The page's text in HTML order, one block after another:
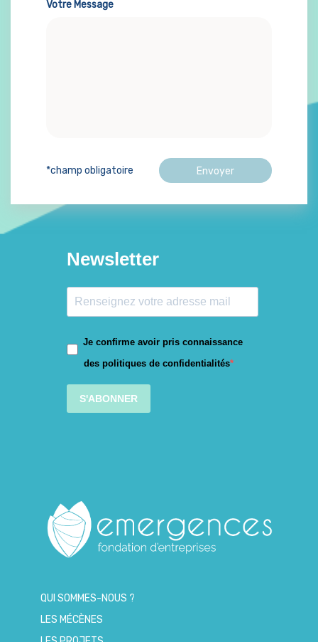
Newsletter
Je confirme avoir pris connaissance
des politiques de confidentialités
S'ABONNER
QUI SOMMES-NOUS ?
LES MÉCÈNES
Votre Message
*champ obligatoire